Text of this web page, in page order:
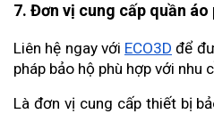
7. Đơn vị cung cấp quần
Liên hệ ngay với ECO3D để
pháp bảo hộ phù hợp với nhu
Là đơn vị cung cấp thiết bị